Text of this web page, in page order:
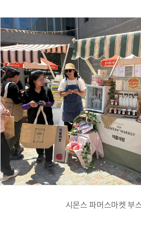
시몬스 파머스마켓 부